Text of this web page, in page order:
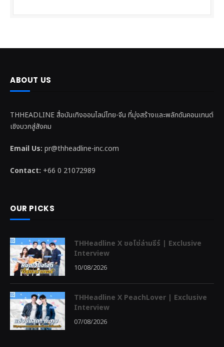
ABOUT US
THHEADLINE สื่อบันเทิงออนไลน์ไทย-จีน ที่มุ่งสร้างและพลักดันคอนเทนต์
เชิงบวกสู่สังคม
Email Us: pr@thheadline-inc.com
Contact: +66 0 21072989
OUR PICKS
THHeadline X ซอโซ่ล่ามธีร์ | Exclusive
Interview
10/08/2026
THHeadline X PeachLover | Exclusive
Interview
07/08/2026